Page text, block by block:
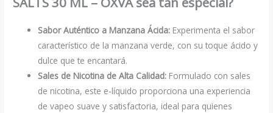
Sabor Auténtico a Manzana Ácida: Experimenta el sabor
característico de la manzana verde, con su toque ácido y
dulce que te encantará.
Sales de Nicotina de Alta Calidad: Formulado con sales
de nicotina, este e-líquido proporciona una experiencia
de vapeo suave y satisfactoria, ideal para quienes